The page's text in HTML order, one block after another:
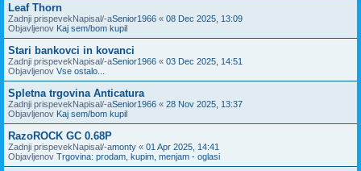
Leaf Thorn
Zadnji prispevekNapisal/-aSenior1966 « 08 Dec 2025, 13:09
Objavljenov Kaj sem/bom kupil
Stari bankovci in kovanci
Zadnji prispevekNapisal/-aSenior1966 « 03 Dec 2025, 14:51
Objavljenov Vse ostalo...
Spletna trgovina Anticatura
Zadnji prispevekNapisal/-aSenior1966 « 28 Nov 2025, 13:37
Objavljenov Kaj sem/bom kupil
RazoROCK GC 0.68P
Zadnji prispevekNapisal/-amonty « 01 Apr 2025, 14:41
Objavljenov Trgovina: prodam, kupim, menjam - oglasi